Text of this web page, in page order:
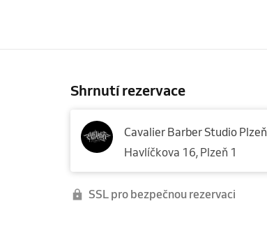
Shrnutí rezervace
Cavalier Barber Studio Plzeň
Havlíčkova 16, Plzeň 1
SSL pro bezpečnou rezervaci